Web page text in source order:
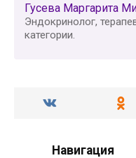
Гусева Маргарита
Эндокринолог,
категории.
Навигация